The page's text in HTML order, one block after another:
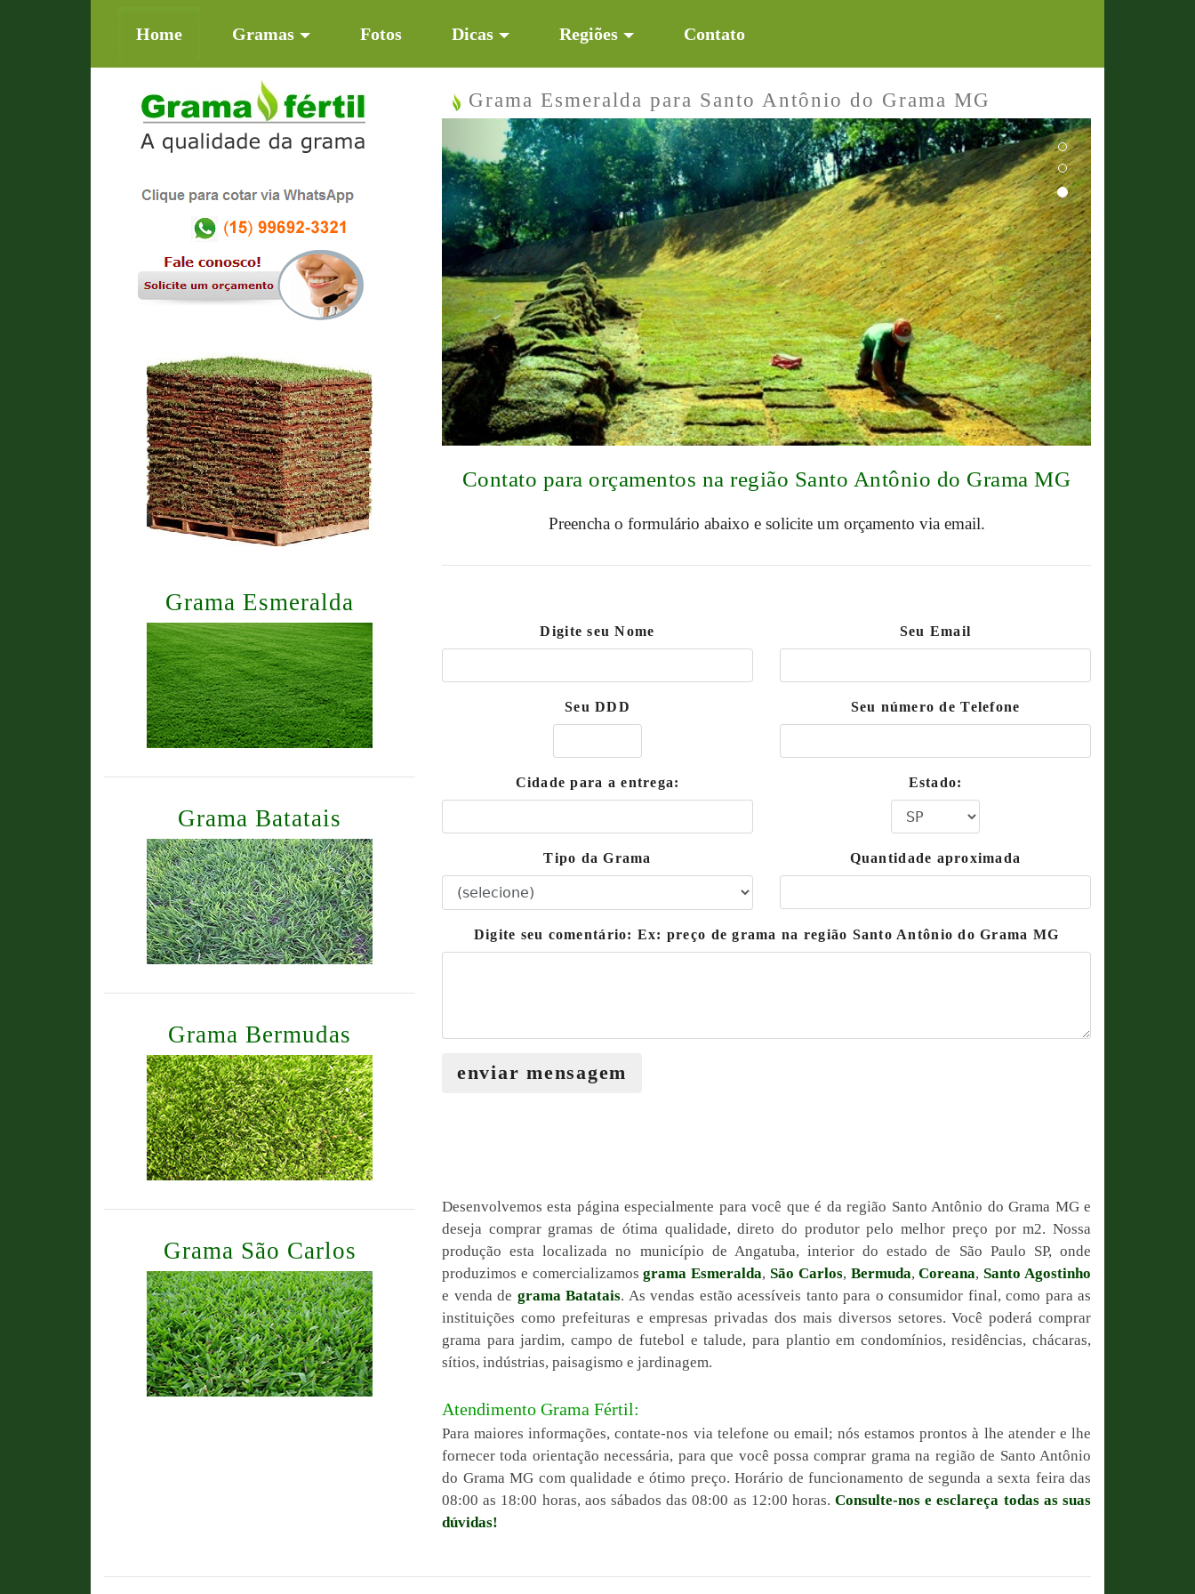
Home(current)Gramas Fotos Dicas Regiões Contato
Grama Esmeralda
Grama Batatais
Grama Bermudas
Grama São Carlos
Grama Esmeralda para Santo Antônio do Grama MG
Previous Next
Contato para orçamentos na região Santo Antônio do Grama MG
Preencha o formulário abaixo e solicite um orçamento via email.
Digite seu Nome Seu Email
Seu DDD Seu número de Telefone
Cidade para a entrega: Estado:
Tipo da Grama Quantidade aproximada
Digite seu comentário: Ex: preço de grama na região Santo Antônio do Grama MG
enviar mensagem
Desenvolvemos esta página especialmente para você que é da região Santo Antônio do Grama MG e
deseja comprar gramas de ótima qualidade, direto do produtor pelo melhor preço por m2. Nossa
produção esta localizada no município de Angatuba, interior do estado de São Paulo SP, onde
produzimos e comercializamosgrama Esmeralda,São Carlos, Bermuda,Coreana,Santo Agostinho
e venda de grama Batatais. As vendas estão acessíveis tanto para o consumidor final, como para as
instituições como prefeituras e empresas privadas dos mais diversos setores. Você poderá comprar
grama para jardim, campo de futebol e talude, para plantio em condomínios, residências, chácaras,
sítios, indústrias, paisagismo e jardinagem.
Atendimento Grama Fértil:
Para maiores informações, contate-nos via telefone ou email; nós estamos prontos à lhe atender e lhe
fornecer toda orientação necessária, para que você possa comprar grama na região de Santo Antônio
do Grama MG com qualidade e ótimo preço. Horário de funcionamento de segunda a sexta feira das
08:00 as 18:00 horas, aos sábados das 08:00 as 12:00 horas.Consulte-nos e esclareça todas as suas
dúvidas!